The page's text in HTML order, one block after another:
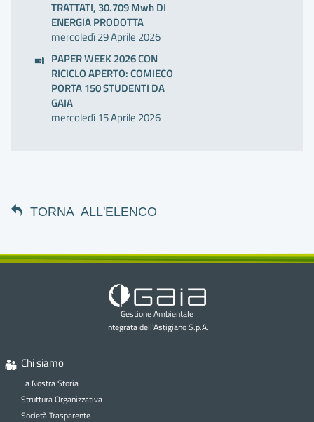
TRATTATI, 30.709 Mwh DI
ENERGIA PRODOTTA
mercoledì 29 Aprile 2026
PAPER WEEK 2026 CON
RICICLO APERTO: COMIECO
PORTA 150 STUDENTI DA
GAIA
mercoledì 15 Aprile 2026
TORNA ALL'ELENCO
Gestione Ambientale
Integrata dell'Astigiano S.p.A.
Chi siamo
La Nostra Storia
Struttura Organizzativa
Società Trasparente